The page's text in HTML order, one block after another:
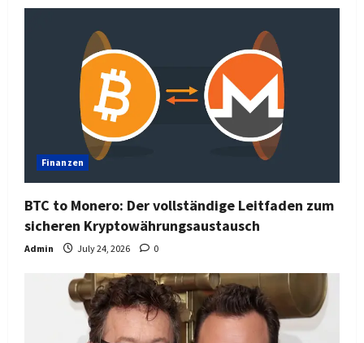
Finanzen
BTC to Monero: Der vollständige Leitfaden zum
sicheren Kryptowährungsaustausch
Admin July 24, 2026 0